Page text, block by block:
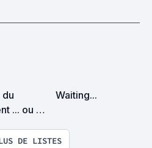
... ou
Waiting...
DE LISTES